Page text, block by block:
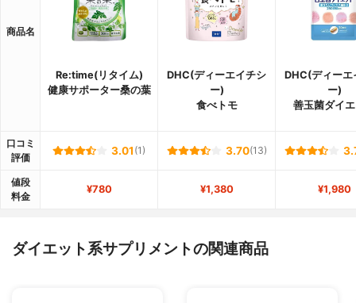
商品名
Re:time(リタイム)
健康サポーター桑の葉
DHC(ディーエイチシ
ー)
食べトモ
DHC(ディーエ
ー)
善玉菌ダイ
口コミ
評価
3.01 (1) 3.70(13)
値段
料金
¥780 ¥1,380 ¥1,980
ダイエット系サプリメントの関連商品